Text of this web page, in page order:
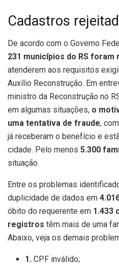
Cadastros
De acordo com o Governo
231 municípios do RS foram
atenderem aos requisitos
Auxílio Reconstrução. Em
ministro da Reconstrução no
em algumas situações, o
uma tentativa de fraude,
já receberam o benefício e
cidade. Pelo menos 5.300
situação.
Entre os problemas
duplicidade de dados em
óbito do requerente em 1.433
registros têm mais de uma
Abaixo, veja os demais
1.CPF inválido;